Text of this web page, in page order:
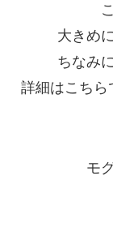
大きめ
ちなみ
詳細はこちら
モ